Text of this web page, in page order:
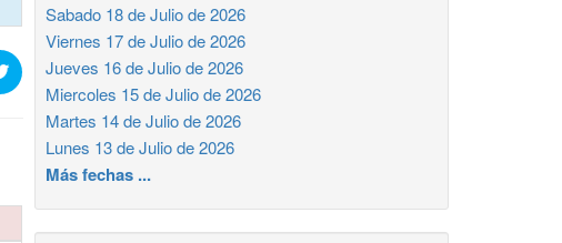
Sabado 18 de Julio de 2026
Viernes 17 de Julio de 2026
Jueves 16 de Julio de 2026
Miercoles 15 de Julio de 2026
Martes 14 de Julio de 2026
Lunes 13 de Julio de 2026
Más fechas ...